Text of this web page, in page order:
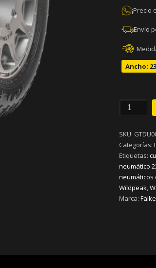
¡Precio
Envío
Ancho:
235/55R17
A/T
TRAIL
V103
cantidad
SKU:
Categorías:
Etiquetas:
neumático
neumáticos
Wildpeak,
Marca: